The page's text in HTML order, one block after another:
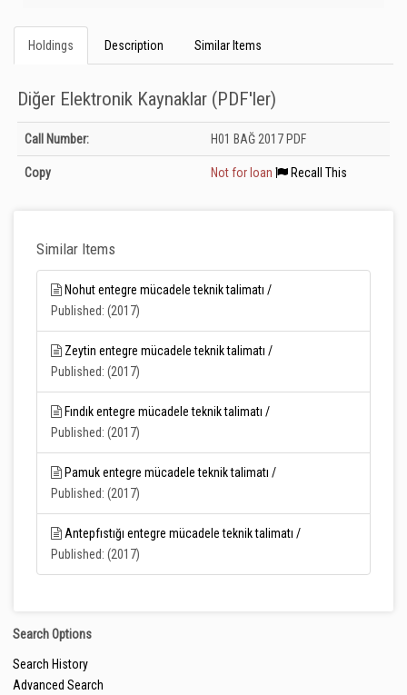
Holdings Description Similar Items
Diğer Elektronik Kaynaklar (PDF'ler)
Holdings details from Diğer Elektronik Kaynaklar (PDF&#039;ler): Unknown
Call Number: H01 BAĞ 2017 PDF
Copy Not for loan Recall This
Similar Items
Nohut entegre mücadele teknik talimatı /
Published: (2017)
Zeytin entegre mücadele teknik talimatı /
Published: (2017)
Fındık entegre mücadele teknik talimatı /
Published: (2017)
Pamuk entegre mücadele teknik talimatı /
Published: (2017)
Antepfıstığı entegre mücadele teknik talimatı /
Published: (2017)
Search Options
Search History
Advanced Search